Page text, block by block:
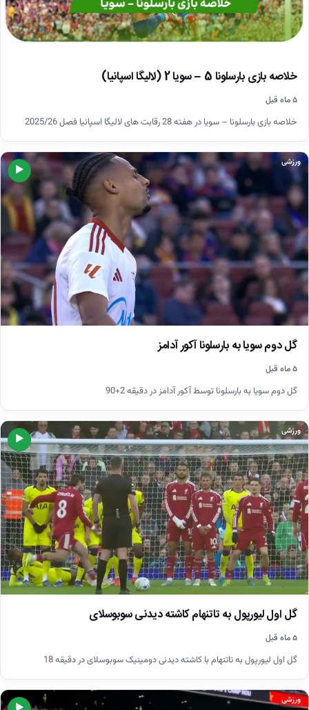
خلاصه بازی بارسلونا 5 – سویا 2 (لالیگا اسپانیا)
۵ ماه قبل
خلاصه بازی بارسلونا – سویا در هفته 28 رقابت های لالیگا اسپانیا فصل 2025/26
▶
ورزشی
گل دوم سویا به بارسلونا آکور آدامز
۵ ماه قبل
گل دوم سویا به بارسلونا توسط آکور آدامز در دقیقه 2+90
▶
ورزشی
گل اول لیورپول به تاتنهام کاشته دیدنی سوبوسلای
۵ ماه قبل
گل اول لیورپول به تاتنهام با کاشته دیدنی دومینیک سوبوسلای در دقیقه 18
ورزشی